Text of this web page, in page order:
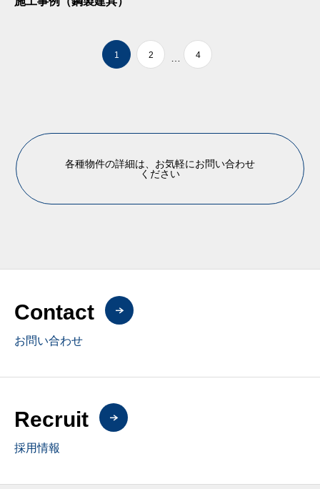
1 2 4
各種物件の詳細は、お気軽にお問い合わせ
ください
Contact
お問い合わせ
Recruit
採用情報